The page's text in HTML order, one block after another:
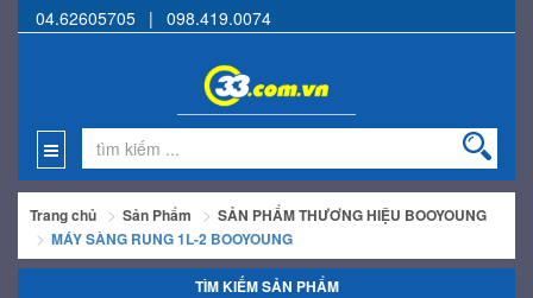
04.62605705 | 098.419.0074
Trang chủ Sản Phẩm
SẢN PHẨM THƯƠNG HIỆU BOOYOUNG
MÁY SÀNG RUNG 1L-2 BOOYOUNG
TÌM KIẾM SẢN PHẨM